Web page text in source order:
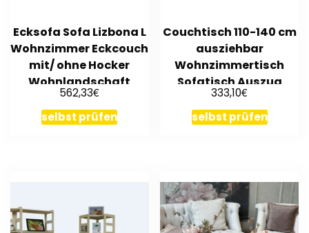
Ecksofa Sofa Lizbona L
Wohnzimmer Eckcouch
mit/ ohne Hocker
Wohnlandschaft
Kissen neu
562,33€
selbst prüfen
Couchtisch 110-140 cm
ausziehbar
Wohnzimmertisch
Sofatisch Auszug
modern design
333,10€
selbst prüfen